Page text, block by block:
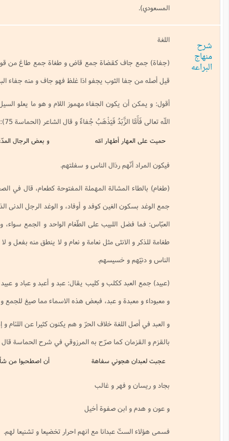
كقضاة جمع قاض و طغاة جمع طاغ من قولك جفوت الرجل أجفوه جفاء و
الثوب يجفو اذا غلظ فهو جاف و منه جفاء البدو و هو غلظتهم و فظاظتهم.
يكون الجفاء مهموز اللام و هو ما يعلو السيل و يحتمله من سقط الارض قال
فَيَذْهَبُ جُفاءً و قال الشاعر (الحماسة 75):
و بعض الرجال المدّعين جفاء
رذال الناس و سفلتهم.
المهملة المفتوحة كطعام، قال في الصحاح الطغام أوغاد الناس «الاوغاد
الغين كوفد و أوفاد، و الوغد الرجل الدنى الذي يخدم بطعام بطنه» و انشد ابو
اللبيب على الطّغام الواحد و الجمع سواء، و الطغام أيضا رذال الطير الواحدة
مثل نعامة و نعام و لا ينطق منه بفعل و لا يعرف له اشتقاق، فالطغام: أراذل
ككلب و كليب يقال: عبد و أعبد و عباد و عبيد و عبدى و عبدّاء و عبدان و عبدان
و عبد، فبعض هذه الاسماء مما صيغ للجمع و بعضها جمع في الحقيقة.
خلاف الحرّ و هم يكنون كثيرا عن اللئام و إن كانوا احرارا بالعبيد و العبدان، و
كما صرّح به المرزوقي في شرح الحماسة قال معدان بن عبيد (الحماسة 613).
أن اصطحبوا من شأنهم و تقيلوا
عبدانا مع انهم احرار تخضيعا و تشنيعا لهم.